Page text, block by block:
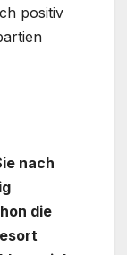
positiv
nach
die